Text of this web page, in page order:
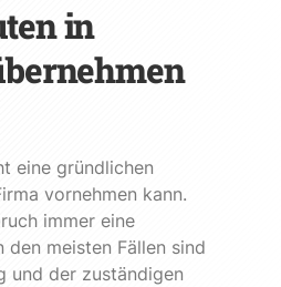
in
eine gründlichen
vornehmen kann.
immer eine
meisten Fällen sind
und der zuständigen